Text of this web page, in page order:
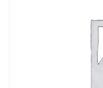
Υπενθύμιση κωδικού